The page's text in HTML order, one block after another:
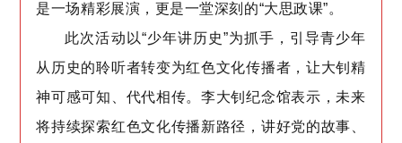
是一场精彩展演，更是一堂深刻的“大思政课”。
此次活动以“少年讲历史”为抓手，引导青少年
从历史的聆听者转变为红色文化传播者，让大钊精
神可感可知、代代相传。李大钊纪念馆表示，未来
将持续探索红色文化传播新路径，讲好党的故事、